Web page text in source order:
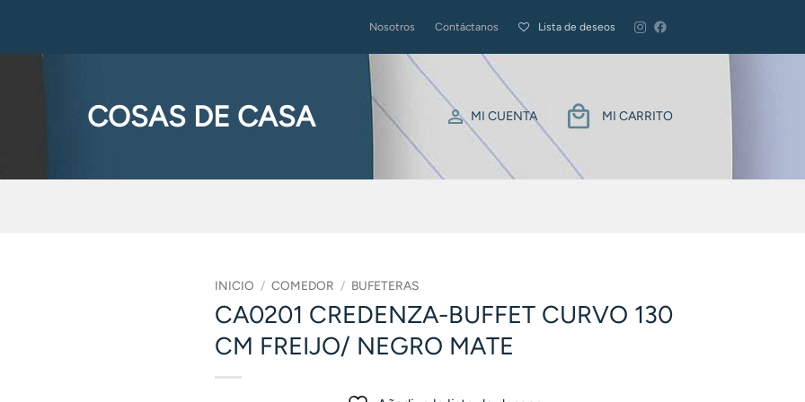
Nosotros Contáctanos Lista de deseos
COSAS DE CASA MI CUENTA MI CARRITO
INICIO / COMEDOR / BUFETERAS
CA0201 CREDENZA-BUFFET CURVO 130
CM FREIJO/ NEGRO MATE